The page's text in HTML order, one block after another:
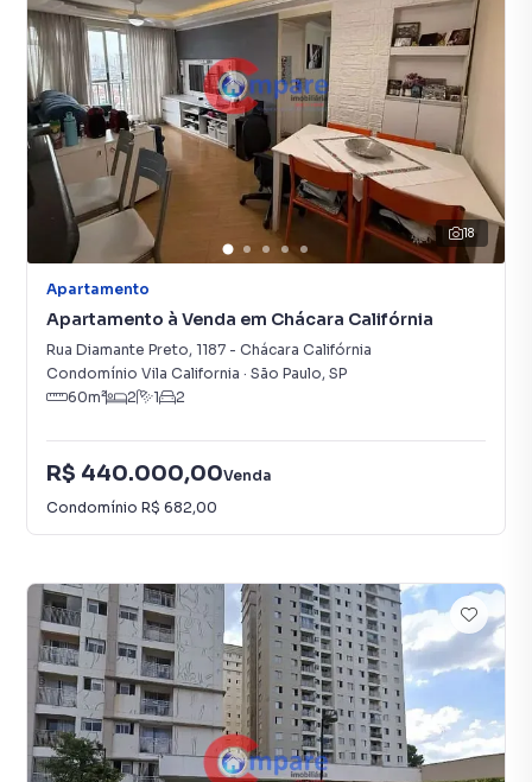
18
Apartamento
Apartamento à Venda em Chácara Califórnia
Rua Diamante Preto, 1187 - Chácara Califórnia
Condomínio Vila California · São Paulo, SP
60m² 2 1 2
R$ 440.000,00Venda
Condomínio R$ 682,00